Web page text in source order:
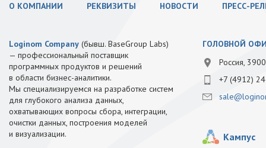
О КОМПАНИИ РЕКВИЗИТЫ НОВОСТИ ПРЕСС-
Loginom Company (бывш. BaseGroup Labs)
— профессиональный поставщик
программных продуктов и решений
в области бизнес-аналитики.
Мы специализируемся на разработке систем
для глубокого анализа данных,
охватывающих вопросы сбора, интеграции,
очистки данных, построения моделей
и визуализации.
ГОЛОВНОЙ
Россия,
+7 (4912)
Кампус